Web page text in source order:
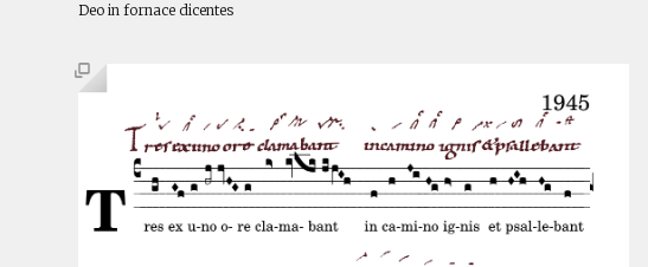
Deo in fornace dicentes